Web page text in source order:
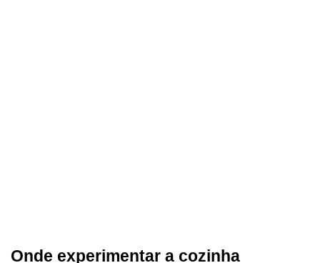
Onde experimentar a cozinha